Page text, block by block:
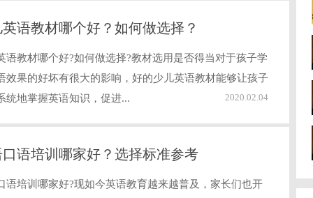
语教材哪个好？如何做选择？
语教材哪个好?如何做选择?教材选用是否得当对于孩子学
效果的好坏有很大的影响，好的少儿英语教材能够让孩子
统地掌握英语知识，促进...
2020.02.04
语培训哪家好？选择标准参考
语培训哪家好?现如今英语教育越来越普及，家长们也开